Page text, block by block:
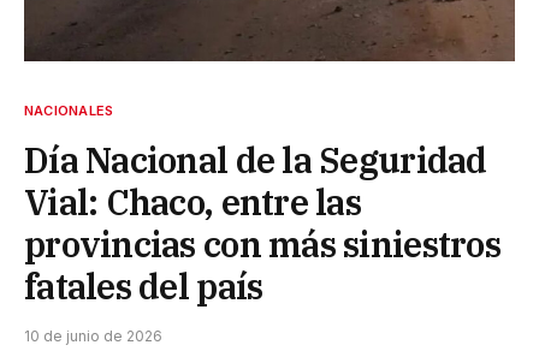
NACIONALES
Día Nacional de la Seguridad
Vial: Chaco, entre las
provincias con más siniestros
fatales del país
10 de junio de 2026